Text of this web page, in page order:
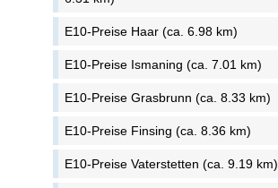
E10-Preise Haar (ca. 6.98 km)
E10-Preise Ismaning (ca. 7.01 km)
E10-Preise Grasbrunn (ca. 8.33 km)
E10-Preise Finsing (ca. 8.36 km)
E10-Preise Vaterstetten (ca. 9.19 km)